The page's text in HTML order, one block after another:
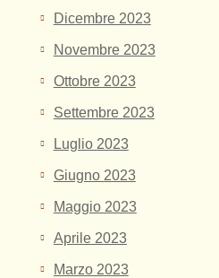
Dicembre 2023
Novembre 2023
Ottobre 2023
Settembre 2023
Luglio 2023
Giugno 2023
Maggio 2023
Aprile 2023
Marzo 2023